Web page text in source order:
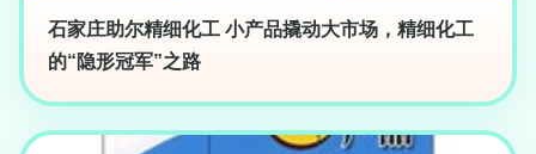
石家庄助尔精细化工 小产品撬动大市场，精细化工
的“隐形冠军”之路